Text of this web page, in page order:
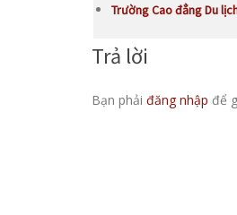
Trường Cao đẳng Du
Trả lời
Bạn phải đăng nhập để